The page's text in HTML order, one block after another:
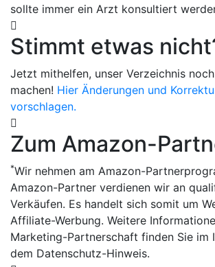
sollte immer ein Arzt konsultiert
Stimmt etwas
Jetzt mithelfen, unser Verzeichnis
machen! Hier Änderungen und
vorschlagen.
Zum Amazon-
*Wir nehmen am Amazon-
Amazon-Partner verdienen wir an
Verkäufen. Es handelt sich somit um
Affiliate-Werbung. Weitere
Marketing-Partnerschaft finden Sie im
dem Datenschutz-Hinweis.